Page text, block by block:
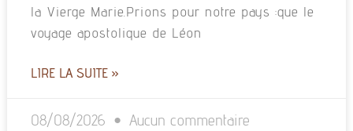
la Vierge Marie.Prions pour notre pays :que le
voyage apostolique de Léon
LIRE LA SUITE »
08/08/2026 Aucun commentaire